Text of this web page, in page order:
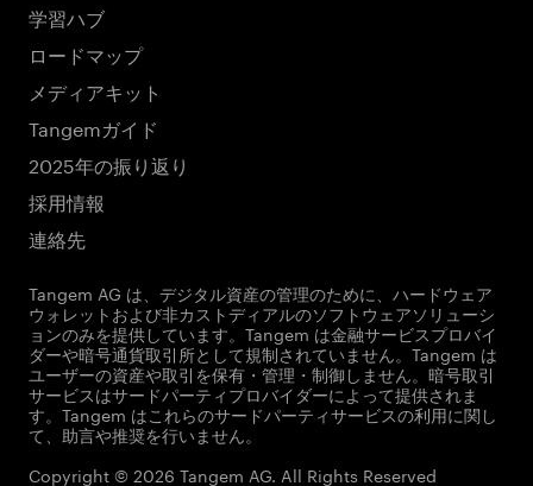
学習ハブ
ロードマップ
メディアキット
Tangemガイド
2025年の振り返り
採用情報
連絡先
Tangem AG は、デジタル資産の管理のために、ハードウェア
ウォレットおよび非カストディアルのソフトウェアソリューシ
ョンのみを提供しています。Tangem は金融サービスプロバイ
ダーや暗号通貨取引所として規制されていません。Tangem は
ユーザーの資産や取引を保有・管理・制御しません。暗号取引
サービスはサードパーティプロバイダーによって提供されま
す。Tangem はこれらのサードパーティサービスの利用に関し
て、助言や推奨を行いません。